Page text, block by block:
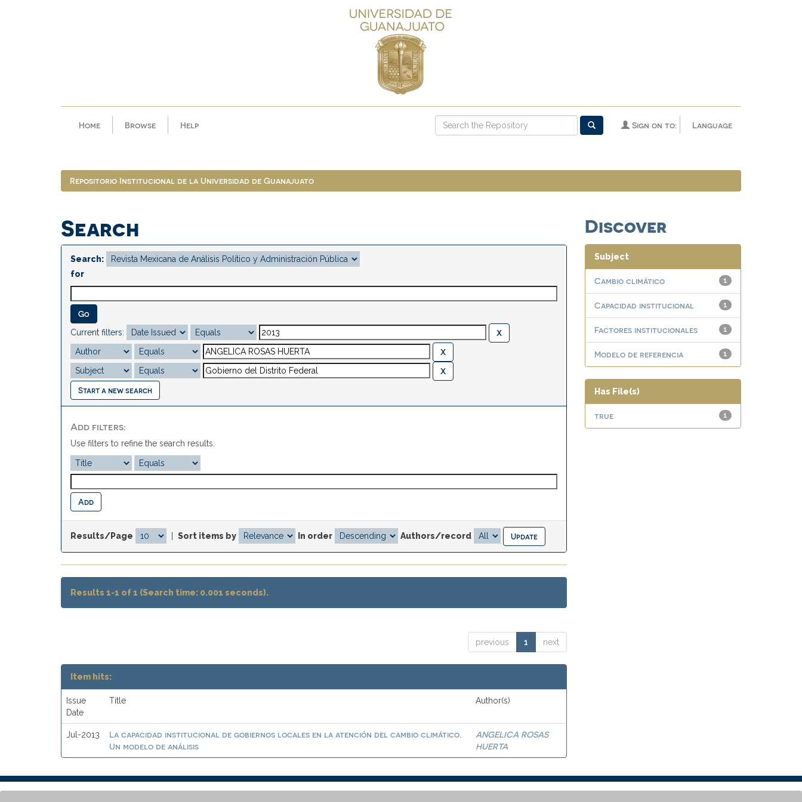
Home Browse Help Language
Sign on to:
Repositorio Institucional de la Universidad de Guanajuato
Search
Search:
for
Current filters:
Start a new search
Add filters:
Use filters to refine the search results.
Results/Page Sort items by In order Authors/record
Results 1-1 of 1 (Search time: 0.001 seconds).
previous 1 next
Item hits:
Issue
Date
Title Author(s)
Jul-2013
La capacidad institucional de gobiernos locales en la atención del cambio climático.
Un modelo de análisis
ANGELICA ROSAS
HUERTA
Discover
Subject
1
Cambio climático
1
Capacidad institucional
1
Factores institucionales
1
Modelo de referencia
Has File(s)
1
true